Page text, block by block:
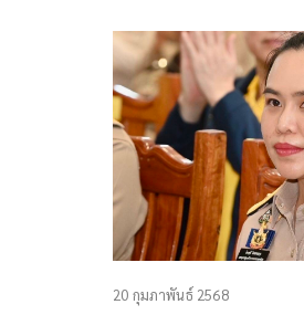
การพนัน (ฉบับที่) พ.ศ. …
20 กุมภาพันธ์ 2568